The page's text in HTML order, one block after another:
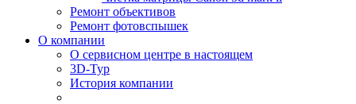
Ремонт объективов
Ремонт фотовспышек
О компании
О сервисном центре в настоящем
3D-Тур
История компании